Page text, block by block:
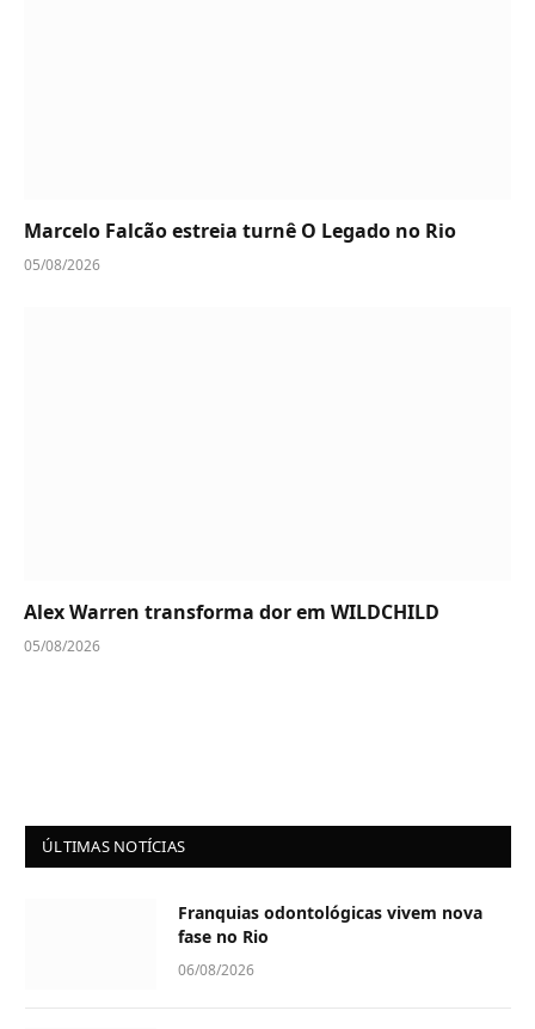
Marcelo Falcão estreia turnê O Legado no Rio
05/08/2026
Alex Warren transforma dor em WILDCHILD
05/08/2026
ÚLTIMAS NOTÍCIAS
Franquias odontológicas vivem nova
fase no Rio
06/08/2026